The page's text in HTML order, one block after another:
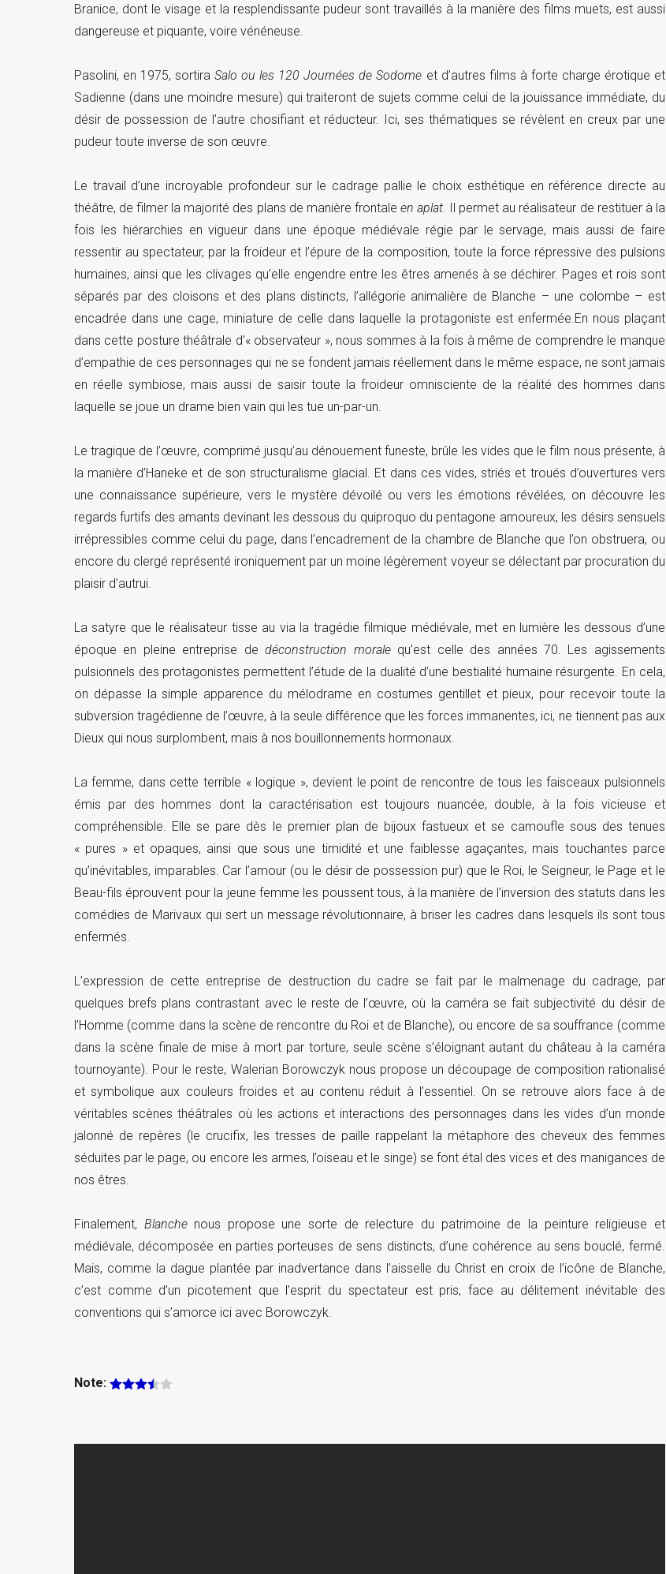
Branice, dont le visage et la resplendissante pudeur sont travaillés à la manière des films muets, est aussi
dangereuse et piquante, voire vénéneuse.
Pasolini, en 1975, sortiraSalo ou les 120 Journées de Sodome et d’autres films à forte charge érotique et
Sadienne (dans une moindre mesure) qui traiteront de sujets comme celui de la jouissance immédiate, du
désir de possession de l’autre chosifiant et réducteur. Ici, ses thématiques se révèlent en creux par une
pudeur toute inverse de son œuvre.
Le travail d’une incroyable profondeur sur le cadrage pallie le choix esthétique en référence directe au
théâtre, de filmer la majorité des plans de manière frontale en aplat. Il permet au réalisateur de restituer à la
fois les hiérarchies en vigueur dans une époque médiévale régie par le servage, mais aussi de faire
ressentir au spectateur, par la froideur et l’épure de la composition, toute la force répressive des pulsions
humaines, ainsi que les clivages qu’elle engendre entre les êtres amenés à se déchirer. Pages et rois sont
séparés par des cloisons et des plans distincts, l’allégorie animalière de Blanche – une colombe – est
encadrée dans une cage, miniature de celle dans laquelle la protagoniste est enfermée.En nous plaçant
dans cette posture théâtrale d’« observateur », nous sommes à la fois à même de comprendre le manque
d’empathie de ces personnages qui ne se fondent jamais réellement dans le même espace, ne sont jamais
en réelle symbiose, mais aussi de saisir toute la froideur omnisciente de la réalité des hommes dans
laquelle se joue un drame bien vain qui les tue un-par-un.
Le tragique de l’œuvre, comprimé jusqu’au dénouement funeste, brûle les vides que le film nous présente, à
la manière d’Haneke et de son structuralisme glacial. Et dans ces vides, striés et troués d’ouvertures vers
une connaissance supérieure, vers le mystère dévoilé ou vers les émotions révélées, on découvre les
regards furtifs des amants devinant les dessous du quiproquo du pentagone amoureux, les désirs sensuels
irrépressibles comme celui du page, dans l’encadrement de la chambre de Blanche que l’on obstruera, ou
encore du clergé représenté ironiquement par un moine légèrement voyeur se délectant par procuration du
plaisir d’autrui.
La satyre que le réalisateur tisse au via la tragédie filmique médiévale, met en lumière les dessous d’une
époque en pleine entreprise dedéconstruction moralequ’est celle des années 70. Les agissements
pulsionnels des protagonistes permettent l’étude de la dualité d’une bestialité humaine résurgente. En cela,
on dépasse la simple apparence du mélodrame en costumes gentillet et pieux, pour recevoir toute la
subversion tragédienne de l’œuvre, à la seule différence que les forces immanentes, ici, ne tiennent pas aux
Dieux qui nous surplombent, mais à nos bouillonnements hormonaux.
La femme, dans cette terrible « logique », devient le point de rencontre de tous les faisceaux pulsionnels
émis par des hommes dont la caractérisation est toujours nuancée, double, à la fois vicieuse et
compréhensible. Elle se pare dès le premier plan de bijoux fastueux et se camoufle sous des tenues
« pures » et opaques, ainsi que sous une timidité et une faiblesse agaçantes, mais touchantes parce
qu’inévitables, imparables. Car l’amour (ou le désir de possession pur) que le Roi, le Seigneur, le Page et le
Beau-fils éprouvent pour la jeune femme les poussent tous, à la manière de l’inversion des statuts dans les
comédies de Marivaux qui sert un message révolutionnaire, à briser les cadres dans lesquels ils sont tous
enfermés.
L’expression de cette entreprise de destruction du cadre se fait par le malmenage du cadrage, par
quelques brefs plans contrastant avec le reste de l’œuvre, où la caméra se fait subjectivité du désir de
l’Homme (comme dans la scène de rencontre du Roi et de Blanche), ou encore de sa souffrance (comme
dans la scène finale de mise à mort par torture, seule scène s’éloignant autant du château à la caméra
tournoyante). Pour le reste, Walerian Borowczyk nous propose un découpage de composition rationalisé
et symbolique aux couleurs froides et au contenu réduit à l’essentiel. On se retrouve alors face à de
véritables scènes théâtrales où les actions et interactions des personnages dans les vides d’un monde
jalonné de repères (le crucifix, les tresses de paille rappelant la métaphore des cheveux des femmes
séduites par le page, ou encore les armes, l’oiseau et le singe) se font étal des vices et des manigances de
nos êtres.
Finalement, Blanche nous propose une sorte de relecture du patrimoine de la peinture religieuse et
médiévale, décomposée en parties porteuses de sens distincts, d’une cohérence au sens bouclé, fermé.
Mais, comme la dague plantée par inadvertance dans l’aisselle du Christ en croix de l’icône de Blanche,
c’est comme d’un picotement que l’esprit du spectateur est pris, face au délitement inévitable des
conventions qui s’amorce ici avec Borowczyk.
Note: